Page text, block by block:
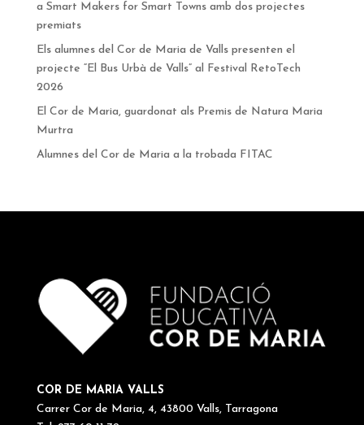
a Smart Makers for Smart Towns amb dos projectes
premiats
Els alumnes del Cor de Maria de Valls presenten el
projecte “El Bus Urbà de Valls” al Festival RetoTech
2026
El Cor de Maria, guardonat als Premis de Natura Maria
Murtra
Alumnes del Cor de Maria a la trobada FITAC
COR DE MARIA VALLS
Carrer Cor de Maria, 4, 43800 Valls, Tarragona